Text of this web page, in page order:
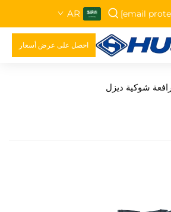
AR
احصل على عرض أسعار
شوكية ديزل